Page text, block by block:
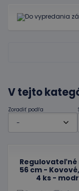
V tejto
Zoradiť podľa
Regulovateľné
56 cm -
4 ks -